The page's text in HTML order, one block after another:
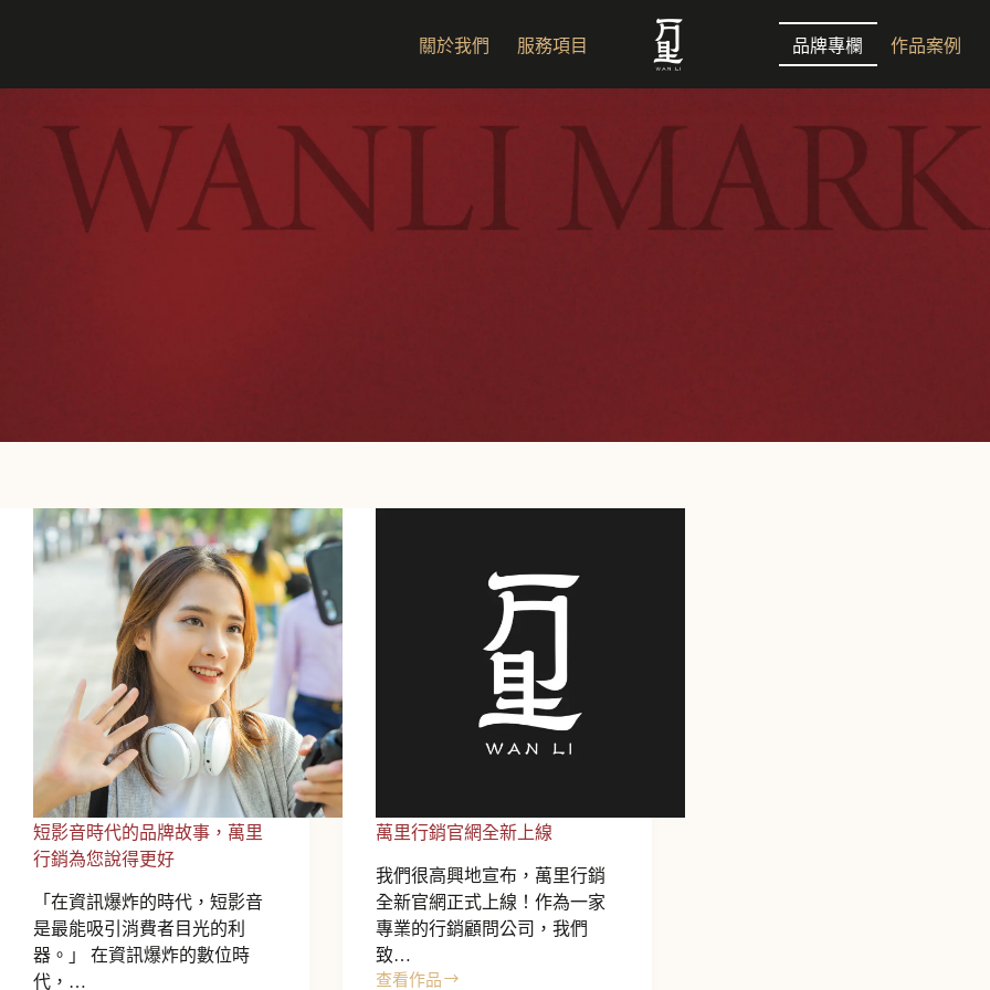
要
關於我們 服務項目 品牌專欄 作品案例
短影音時代的品牌故事，萬里
行銷為您說得更好
「在資訊爆炸的時代，短影音
是最能吸引消費者目光的利
器。」 在資訊爆炸的數位時
代，…
萬里行銷官網全新上線
我們很高興地宣布，萬里行銷
全新官網正式上線！作為一家
專業的行銷顧問公司，我們
致…
查看作品